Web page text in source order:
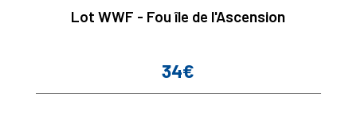
Lot WWF - Fou île de l'Ascension
Prix
34€